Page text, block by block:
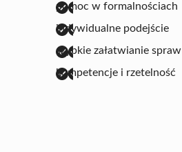
pomoc w formalnościach
indywidualne podejście
szybkie załatwianie spraw
kompetencje i rzetelność